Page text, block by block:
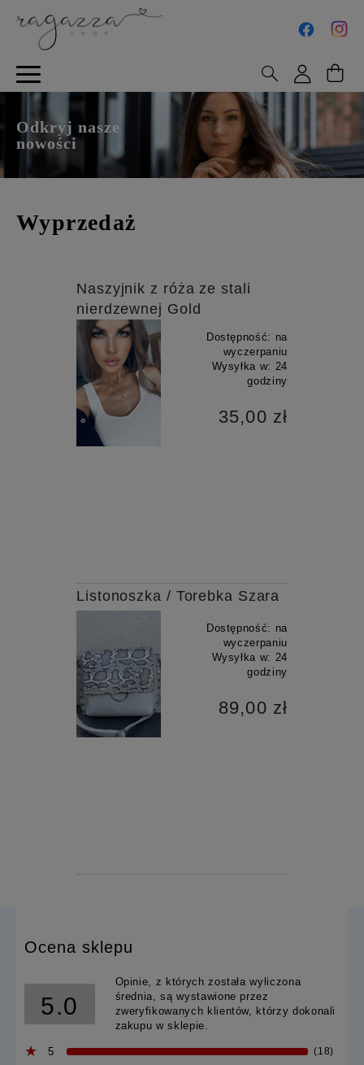
Odkryj nasze
nowości
Wyprzedaż
Naszyjnik z róża ze stali
nierdzewnej Gold
Dostępność: na
wyczerpaniu
Wysyłka w: 24
godziny
35,00 zł
Listonoszka / Torebka Szara
Dostępność: na
wyczerpaniu
Wysyłka w: 24
godziny
89,00 zł
Ocena sklepu
5.0
Opinie, z których została wyliczona
średnia, są wystawione przez
zweryfikowanych klientów, którzy dokonali
zakupu w sklepie.
5 (18)